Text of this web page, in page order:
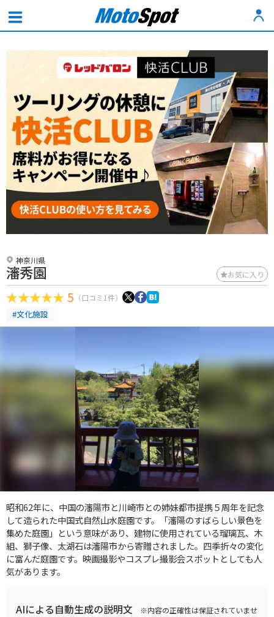
神奈川県
瀋秀園 お気に入り
5 （口コミ1件）
#文化施設
昭和62年に、中国の瀋陽市と川崎市との姉妹都市提携５周年を記念
して造られた中国式自然山水庭園です。「瀋陽のすばらしい景色を
集めた庭園」という意味があり、建物に使用されている瑠璃瓦、木
組、獅子像、太湖石は瀋陽市から寄贈されました。四季折々の変化
に富んだ庭園です。映画撮影やコスプレ撮影会スポットとしても人
気があります。
AIによる自動生成の説明文 ※内容の正確性は保証されていませ